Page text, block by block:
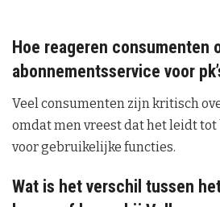
Hoe reageren consumenten
abonnementsservice voor
Veel consumenten zijn kritisch
omdat men vreest dat het leidt
voor gebruikelijke functies.
Wat is het verschil tussen